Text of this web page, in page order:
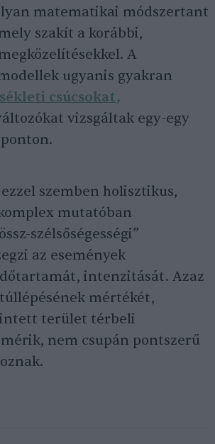
matematikai módszertant
szakít a korábbi,
A
ugyanis gyakran
csúcsokat,
vizsgáltak egy-egy
szemben holisztikus,
mutatóban
szélsőségességi”
az események
intenzitását. Azaz
mértékét,
terület térbeli
nem csupán pontszerű